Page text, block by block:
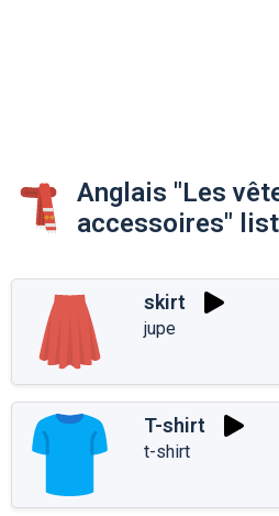
Anglais "Les
accessoires"
skirt
jupe
T-shirt
t-shirt